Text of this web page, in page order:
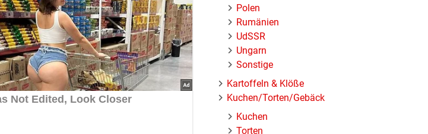
Polen
Rumänien
UdSSR
Ungarn
Sonstige
Kartoffeln & Klöße
Kuchen/Torten/Gebäck
Kuchen
Torten